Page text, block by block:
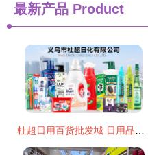
最新产品 Product